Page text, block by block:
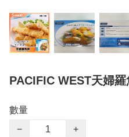
PACIFIC WEST天婦
數量
−
+